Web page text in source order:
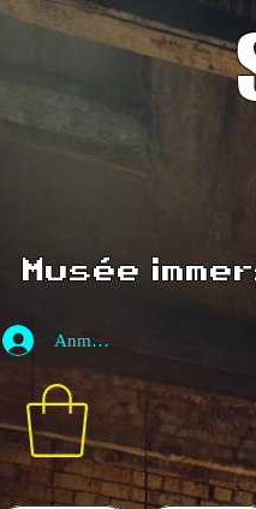
Musée
Anmelden